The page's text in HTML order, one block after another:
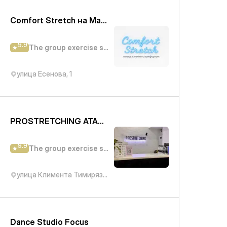
Comfort Stretch на Макатаева
9.9 The group exercise studio
улица Есенова, 1
PROSTRETCHING ATAKENT
9.9 The group exercise studio
улица Климента Тимирязева, 42/10А
Dance Studio Focus